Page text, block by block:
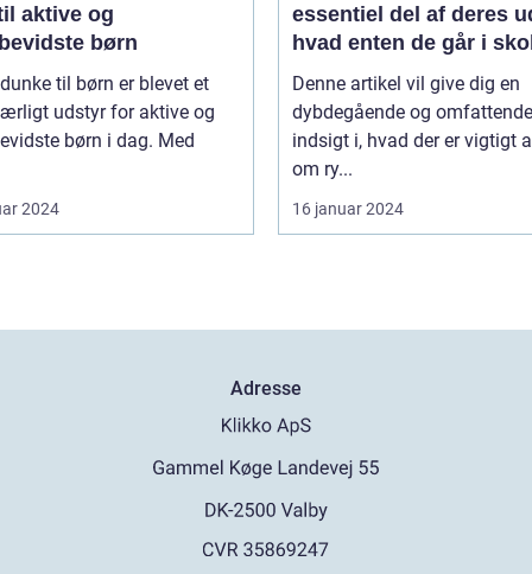
aktive og
børn
til børn er blevet et
udstyr for aktive og
børn i dag. Med
2024
essentiel del af deres
hvad enten de går i
deltager i udflugter
rejser
Denne artikel vil give dig en
dybdegående og omfattende
indsigt i, hvad der er vigtigt
om ry...
16 januar 2024
Adresse